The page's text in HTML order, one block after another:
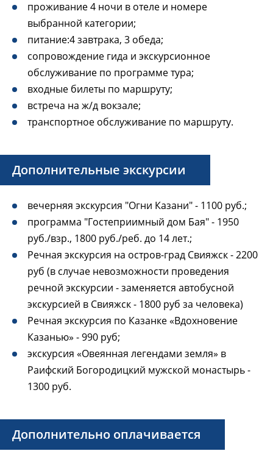
Страница отеля
Адрес
Россия, г. Казань, ул. Односторонка Гривки, д. 1
Координаты: широта 55.812646, долгота 49.094826
Адрес
Россия, г. Казань, Право-Булачная, д. 43/1
Координаты: широта 55.788292, долгота 49.113726
Страница отеля
проживание 4 ночи в отеле и номере
выбранной категории;
питание:4 завтрака, 3 обеда;
сопровождение гида и экскурсионное
обслуживание по программе тура;
входные билеты по маршруту;
встреча на ж/д вокзале;
транспортное обслуживание по маршруту.
Дополнительные экскурсии
вечерняя экскурсия "Огни Казани" - 1100 руб.;
программа "Гостеприимный дом Бая" - 1950
руб./взр., 1800 руб./реб. до 14 лет.;
Речная экскурсия на остров-град Свияжск - 2200
руб (в случае невозможности проведения
речной экскурсии - заменяется автобусной
экскурсией в Свияжск - 1800 руб за человека)
Речная экскурсия по Казанке «Вдохновение
Казанью» - 990 руб;
экскурсия «Овеянная легендами земля» в
Раифский Богородицкий мужской монастырь -
1300 руб.
Дополнительно оплачивается